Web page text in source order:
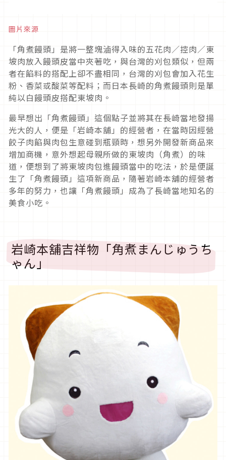
圖片來源
「角煮饅頭」是將一整塊滷得入味的五花肉／控肉／東
坡肉放入饅頭皮當中夾著吃，與台灣的刈包類似，但兩
者在餡料的搭配上卻不盡相同，台灣的刈包會加入花生
粉、香菜或酸菜等配料；而日本長崎的角煮饅頭則是單
純以白饅頭皮搭配東坡肉。
最早想出「角煮饅頭」這個點子並將其在長崎當地發揚
光大的人，便是「岩崎本舖」的經營者，在當時因經營
餃子肉餡與肉包生意碰到瓶頸時，想另外開發新商品來
增加商機，意外想起母親所做的東坡肉（角煮）的味
道，便想到了將東坡肉包進饅頭當中的吃法，於是便誕
生了「角煮饅頭」這項新商品，隨著岩崎本舖的經營者
多年的努力，也讓「角煮饅頭」成為了長崎當地知名的
美食小吃。
岩崎本舖吉祥物「角煮まんじゅうち
ゃん」